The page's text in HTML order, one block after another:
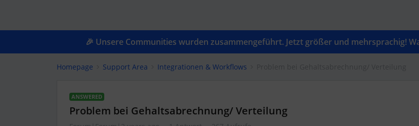
🎉 Unsere Communities wurden zusammengeführt. Jetzt größer und mehrsprachig!
Homepage Support Area Integrationen & Workflows
ANSWERED
Problem bei Gehaltsabrechnung/ Verteilung